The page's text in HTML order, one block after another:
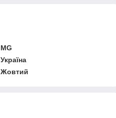
MG
Україна
Жовтий